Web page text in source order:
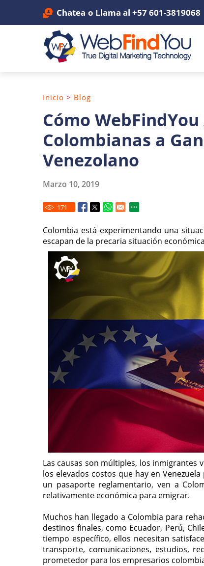
Chatea o Llama al +57 601-3819068
Cómo
Colombianas a
Venezolano
Inicio > Blog
Marzo 10, 2019
171
Colombia está experimentando una
escapan de la precaria situación
Las causas son múltiples, los inmigrantes
los elevados costos que hay en
un pasaporte reglamentario, ven a
relativamente económica para emigrar.
Muchos han llegado a Colombia para
destinos finales, como Ecuador, Perú,
tiempo específico, ellos necesitan
transporte, comunicaciones, estudios,
prometedor para los empresarios